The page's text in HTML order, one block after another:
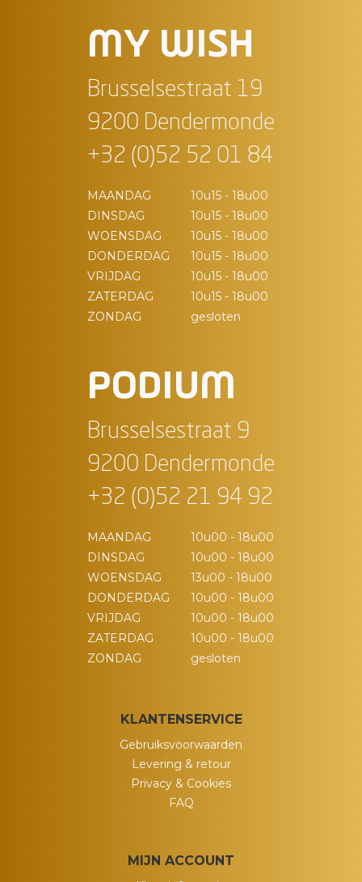
MY WISH
Brusselsestraat 19
9200 Dendermonde
+32 (0)52 52 01 84
MAANDAG
10u15 - 18u00
DINSDAG
10u15 - 18u00
WOENSDAG
10u15 - 18u00
DONDERDAG
10u15 - 18u00
VRIJDAG
10u15 - 18u00
ZATERDAG
10u15 - 18u00
ZONDAG
gesloten
PODIUM
Brusselsestraat 9
9200 Dendermonde
+32 (0)52 21 94 92
MAANDAG
10u00 - 18u00
DINSDAG
10u00 - 18u00
WOENSDAG
13u00 - 18u00
DONDERDAG
10u00 - 18u00
VRIJDAG
10u00 - 18u00
ZATERDAG
10u00 - 18u00
ZONDAG
gesloten
KLANTENSERVICE
Gebruiksvoorwaarden
Levering & retour
Privacy & Cookies
FAQ
MIJN ACCOUNT